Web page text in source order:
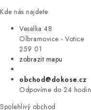
Kde nás najdete
Veselka 48
Olbramovice - Votice
259 01
zobrazit mapu
obchod@dokose.cz
Odpovíme do 24 hodin
Spolehlivý obchod
ÚKLID
VÝPRODEJ
ZNAČKY
Úvod Kontakt Blog